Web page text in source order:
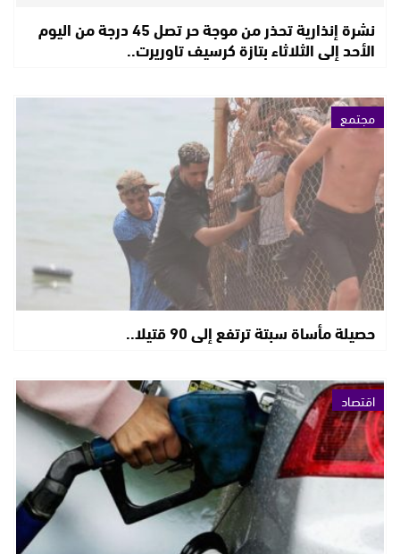
نشرة إنذارية تحذر من موجة حر تصل 45 درجة من اليوم
الأحد إلى الثلاثاء بتازة كرسيف تاوريرت..
مجتمع
حصيلة مأساة سبتة ترتفع إلى 90 قتيلا..
اقتصاد